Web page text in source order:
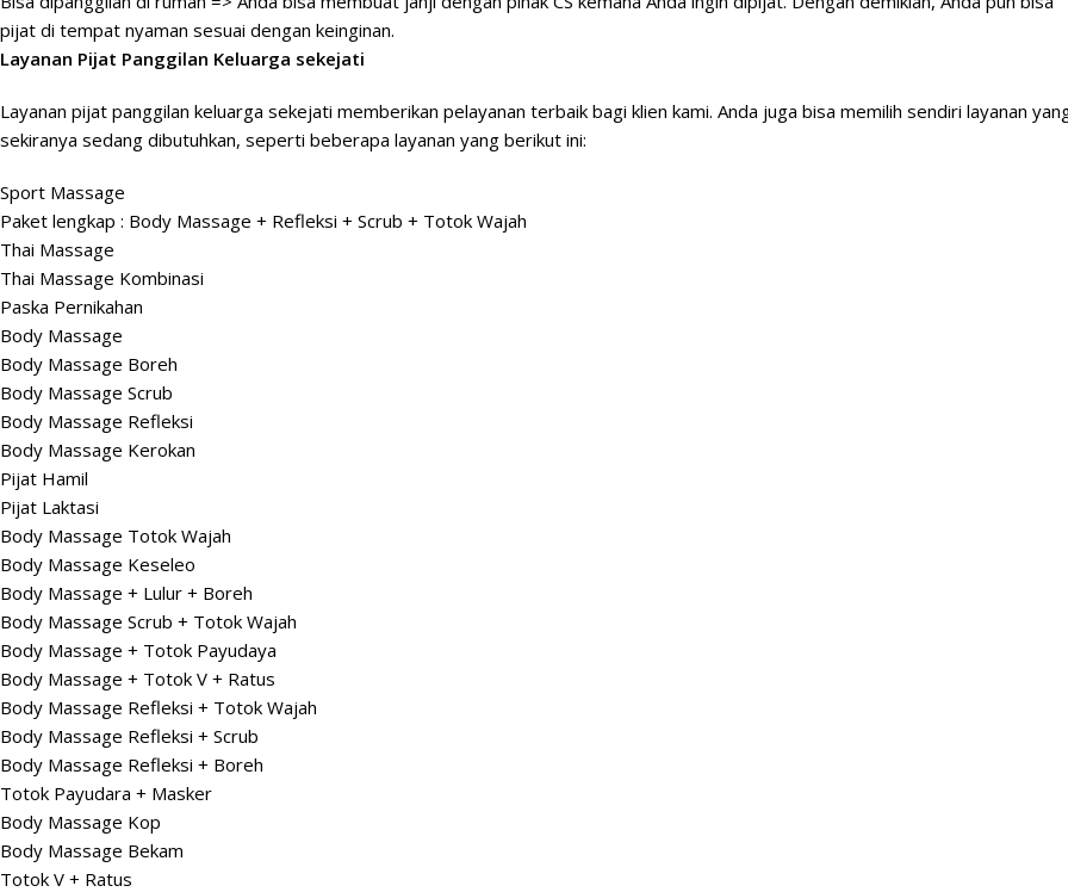
pijat di tempat nyaman sesuai dengan keinginan.
Layanan Pijat Panggilan Keluarga sekejati
Layanan pijat panggilan keluarga sekejati memberikan pelayanan terbaik bagi klien kami. Anda juga bisa memilih sendiri layanan
sekiranya sedang dibutuhkan, seperti beberapa layanan yang berikut ini:
Sport Massage
Paket lengkap : Body Massage + Refleksi + Scrub + Totok Wajah
Thai Massage
Thai Massage Kombinasi
Paska Pernikahan
Body Massage
Body Massage Boreh
Body Massage Scrub
Body Massage Refleksi
Body Massage Kerokan
Pijat Hamil
Pijat Laktasi
Body Massage Totok Wajah
Body Massage Keseleo
Body Massage + Lulur + Boreh
Body Massage Scrub + Totok Wajah
Body Massage + Totok Payudaya
Body Massage + Totok V + Ratus
Body Massage Refleksi + Totok Wajah
Body Massage Refleksi + Scrub
Body Massage Refleksi + Boreh
Totok Payudara + Masker
Body Massage Kop
Body Massage Bekam
Totok V + Ratus